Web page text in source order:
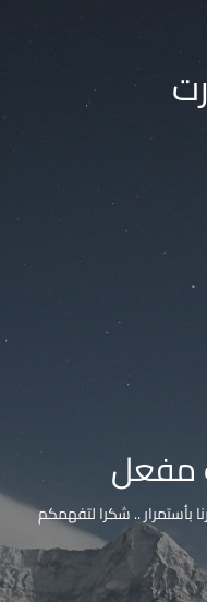
مفعل
بأستمرار .. شكرا لتفهمكم